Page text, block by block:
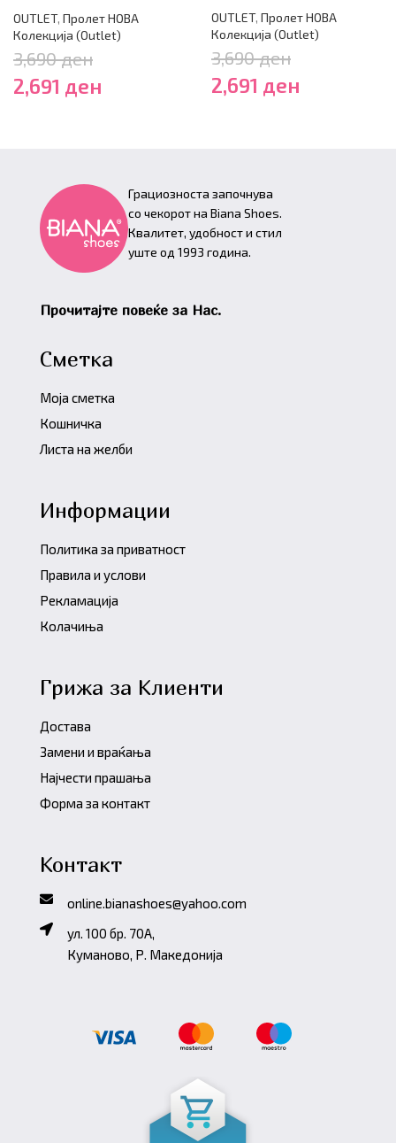
OUTLET, Пролет НОВА
Колекција (Outlet)
3,690ден
2,691 ден
OUTLET, Пролет НОВА
Колекција (Outlet)
3,690ден
2,691 ден
Грациозноста започнува
со чекорот на Biana Shoes.
Квалитет, удобност и стил
уште од 1993 година.
Прочитајте повеќе за Нас.
Сметка
Моја сметка
Кошничка
Листа на желби
Информации
Политика за приватност
Правила и услови
Рекламација
Колачиња
Грижа за Клиенти
Достава
Замени и враќања
Најчести прашања
Форма за контакт
Контакт
online.bianashoes@yahoo.com
ул. 100 бр. 70A,
Куманово, Р. Македонија